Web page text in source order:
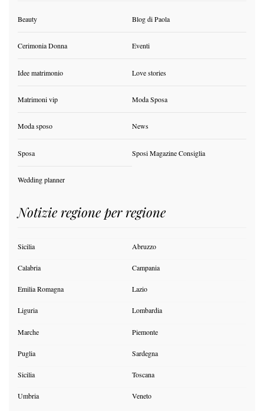
Beauty Blog di Paola
Cerimonia Donna Eventi
Idee matrimonio Love stories
Matrimoni vip Moda Sposa
Moda sposo News
Sposa Sposi Magazine Consiglia
Wedding planner
Notizie regione per regione
Sicilia Abruzzo
Calabria Campania
Emilia Romagna Lazio
Liguria Lombardia
Marche Piemonte
Puglia Sardegna
Sicilia Toscana
Umbria Veneto